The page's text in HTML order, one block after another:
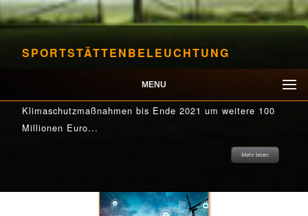
MENU
SPORTSTÄTTENBELEUCHTUNG
Klimaschutzmaßnahmen bis Ende 2021 um weitere 100
Millionen Euro...
Mehr lesen
Mehr lesen
Mehr lesen
Mehr lesen
Mehr lesen